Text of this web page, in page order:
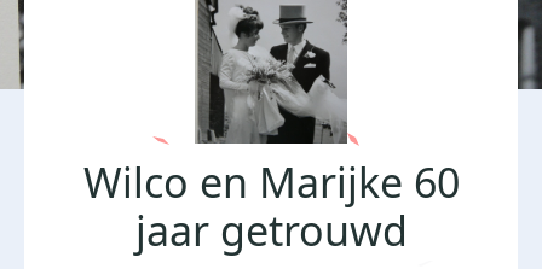
Wilco en Marijke 60
jaar getrouwd